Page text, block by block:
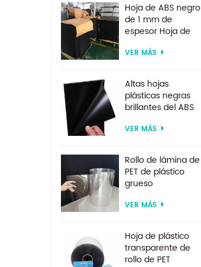
Hoja de ABS negro
de 1 mm de
espesor Hoja de
VER MÁS
Altas hojas
plásticas negras
brillantes del ABS
formación al vacío
VER MÁS
Rollo de lámina de
PET de plástico
grueso
transparente rígido
VER MÁS
Hoja de plástico
transparente de
rollo de PET